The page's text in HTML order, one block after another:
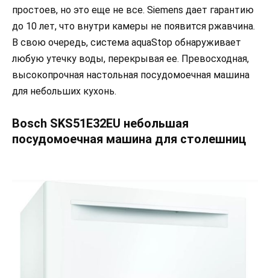
простоев, но это еще не все. Siemens дает гарантию
до 10 лет, что внутри камеры не появится ржавчина.
В свою очередь, система aquaStop обнаруживает
любую утечку воды, перекрывая ее. Превосходная,
высокопрочная настольная посудомоечная машина
для небольших кухонь.
Bosch SKS51E32EU небольшая
посудомоечная машина для столешниц